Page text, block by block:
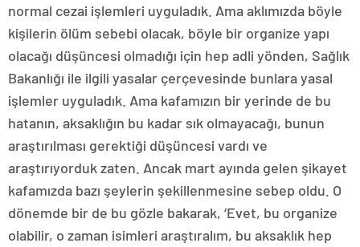
normal cezai işlemleri uyguladık. Ama aklımızda böyle
kişilerin ölüm sebebi olacak, böyle bir organize yapı
olacağı düşüncesi olmadığı için hep adli yönden, Sağlık
Bakanlığı ile ilgili yasalar çerçevesinde bunlara yasal
işlemler uyguladık. Ama kafamızın bir yerinde de bu
hatanın, aksaklığın bu kadar sık olmayacağı, bunun
araştırılması gerektiği düşüncesi vardı ve
araştırıyorduk zaten. Ancak mart ayında gelen şikayet
kafamızda bazı şeylerin şekillenmesine sebep oldu. O
dönemde bir de bu gözle bakarak, ‘Evet, bu organize
olabilir, o zaman isimleri araştıralım, bu aksaklık hep